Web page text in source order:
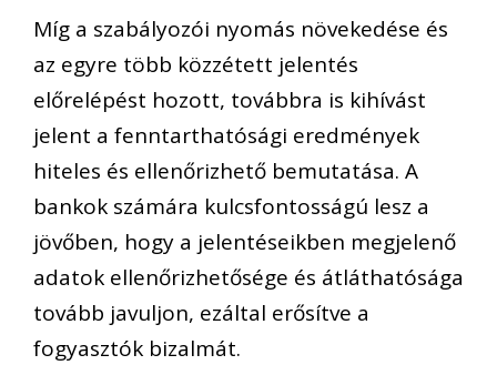
Míg a szabályozói nyomás növekedése és
az egyre több közzétett jelentés
előrelépést hozott, továbbra is kihívást
jelent a fenntarthatósági eredmények
hiteles és ellenőrizhető bemutatása. A
bankok számára kulcsfontosságú lesz a
jövőben, hogy a jelentéseikben megjelenő
adatok ellenőrizhetősége és átláthatósága
tovább javuljon, ezáltal erősítve a
fogyasztók bizalmát.